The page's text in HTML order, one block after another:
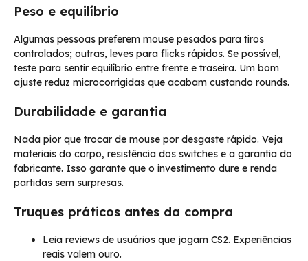
Peso e equilíbrio
Algumas pessoas preferem mouse pesados para tiros
controlados; outras, leves para flicks rápidos. Se possível,
teste para sentir equilíbrio entre frente e traseira. Um bom
ajuste reduz microcorrigidas que acabam custando rounds.
Durabilidade e garantia
Nada pior que trocar de mouse por desgaste rápido. Veja
materiais do corpo, resistência dos switches e a garantia do
fabricante. Isso garante que o investimento dure e renda
partidas sem surpresas.
Truques práticos antes da compra
Leia reviews de usuários que jogam CS2. Experiências
reais valem ouro.